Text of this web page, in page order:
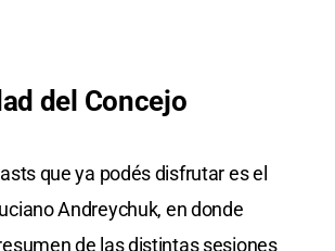
del Concejo
que ya podés disfrutar es el
Andreychuk, en donde
de las distintas sesiones